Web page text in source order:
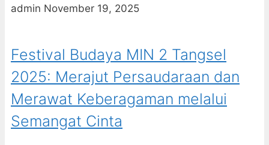
admin November 19, 2025
Festival Budaya MIN 2 Tangsel
2025: Merajut Persaudaraan dan
Merawat Keberagaman melalui
Semangat Cinta